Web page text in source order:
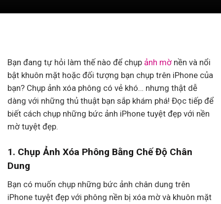
Bạn đang tự hỏi làm thế nào để chụp ảnh mờ nền và nổi
bật khuôn mặt hoặc đối tượng bạn chụp trên iPhone của
bạn? Chụp ảnh xóa phông có vẻ khó… nhưng thật dễ
dàng với những thủ thuật bạn sắp khám phá! Đọc tiếp để
biết cách chụp những bức ảnh iPhone tuyệt đẹp với nền
mờ tuyệt đẹp.
1. Chụp Ảnh Xóa Phông Bằng Chế Độ Chân
Dung
Bạn có muốn chụp những bức ảnh chân dung trên
iPhone tuyệt đẹp với phông nền bị xóa mờ và khuôn mặt